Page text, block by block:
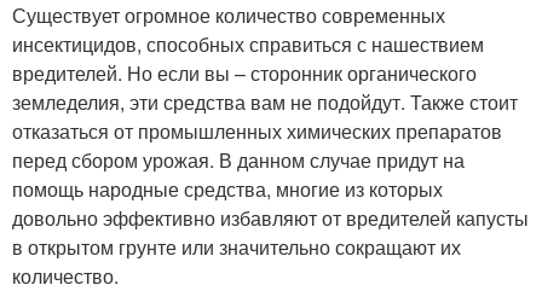
Существует огромное количество современных
инсектицидов, способных справиться с нашествием
вредителей. Но если вы – сторонник органического
земледелия, эти средства вам не подойдут. Также стоит
отказаться от промышленных химических препаратов
перед сбором урожая. В данном случае придут на
помощь народные средства, многие из которых
довольно эффективно избавляют от вредителей капусты
в открытом грунте или значительно сокращают их
количество.